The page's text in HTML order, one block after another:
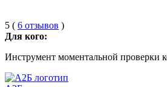
5 ( 6 отзывов )
Для кого:
Инструмент моментальной проверки